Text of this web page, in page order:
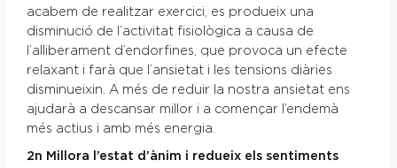
acabem de realitzar exercici, es produeix una
disminució de l’activitat fisiològica a causa de
l’alliberament d’endorfines, que provoca un efecte
relaxant i farà que l’ansietat i les tensions diàries
disminueixin. A més de reduir la nostra ansietat ens
ajudarà a descansar millor i a començar l’endemà
més actius i amb més energia.
2n Millora l’estat d’ànim i redueix els sentiments